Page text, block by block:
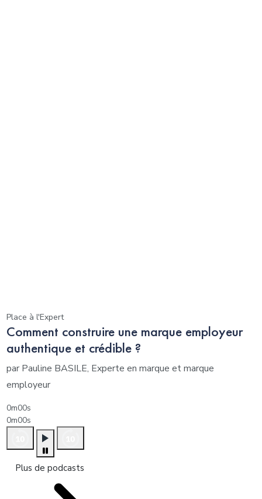
Place à l'Expert
Comment construire une marque employeur
authentique et crédible ?
par Pauline BASILE, Experte en marque et marque
employeur
0m00s
0m00s
Plus de podcasts